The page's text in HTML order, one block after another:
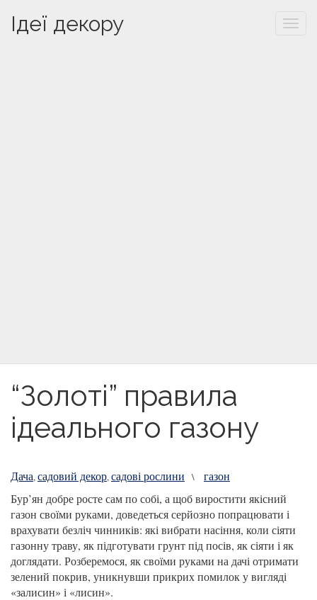
Ідеї декору
“Золоті” правила
ідеального газону
Дача,садовий декор,садові рослини \
газон
Бур’ян добре росте сам по собі, а щоб виростити якісний
газон своїми руками, доведеться серйозно попрацювати і
врахувати безліч чинників: які вибрати насіння, коли сіяти
газонну траву, як підготувати грунт під посів, як сіяти і як
доглядати. Розберемося, як своїми руками на дачі отримати
зелений покрив, уникнувши прикрих помилок у вигляді
«залисин» і «лисин».